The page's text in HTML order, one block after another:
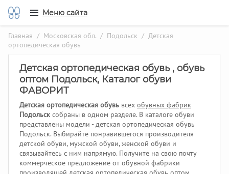
Меню сайта
Главная / Московская обл. / Подольск / Детская
ортопедическая обувь
Детская ортопедическая обувь , обувь
оптом Подольск, Каталог обуви
ФАВОРИТ
Детская ортопедическая обувь всех обувных фабрик
Подольск собраны в одном разделе. В каталоге обуви
представлены модели - детская ортопедическая обувь
Подольск. Выбирайте понравившегося производителя
детской обуви, мужской обуви, женской обуви и
связывайтесь с ним напрямую. Получите на свою почту
коммерческое предложение от обувной фабрики